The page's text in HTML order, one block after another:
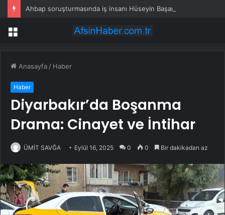
Menü
Anasayfa / Haber
Haber
Diyarbakır’da Boşanma
Drama: Cinayet ve İntihar
ÜMİT SAVĞA Eylül 16, 2025 0 0 Bir dakikadan az